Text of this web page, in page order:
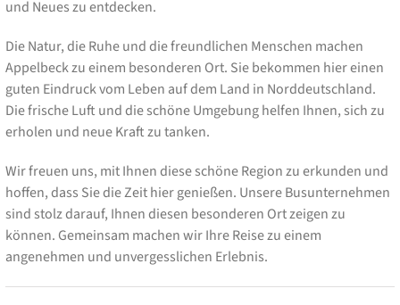
und Neues zu entdecken.
Die Natur, die Ruhe und die freundlichen Menschen machen
Appelbeck zu einem besonderen Ort. Sie bekommen hier einen
guten Eindruck vom Leben auf dem Land in Norddeutschland.
Die frische Luft und die schöne Umgebung helfen Ihnen, sich zu
erholen und neue Kraft zu tanken.
Wir freuen uns, mit Ihnen diese schöne Region zu erkunden und
hoffen, dass Sie die Zeit hier genießen. Unsere Busunternehmen
sind stolz darauf, Ihnen diesen besonderen Ort zeigen zu
können. Gemeinsam machen wir Ihre Reise zu einem
angenehmen und unvergesslichen Erlebnis.